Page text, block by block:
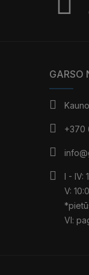
GARSO
+370
I - IV:
V:
VI: